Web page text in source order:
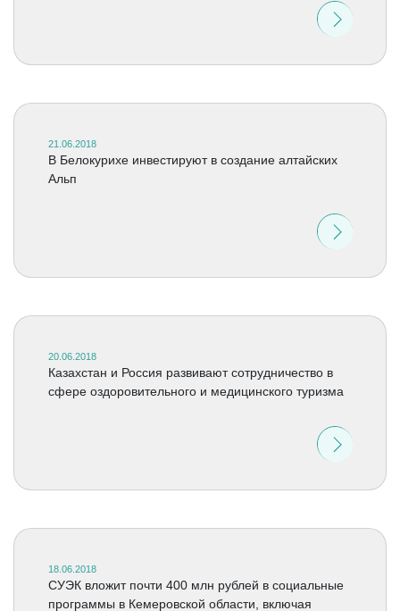
21.06.2018
В Белокурихе инвестируют в создание алтайских
Альп
20.06.2018
Казахстан и Россия развивают сотрудничество в
сфере оздоровительного и медицинского туризма
18.06.2018
СУЭК вложит почти 400 млн рублей в социальные
программы в Кемеровской области, включая